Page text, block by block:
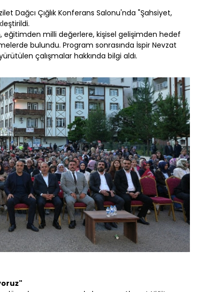
Dağcı Çığlık Konferans Salonu'nda "Şahsiyet,
eğitimden milli değerlere, kişisel gelişimden hedef
bulundu. Program sonrasında İspir Nevzat
çalışmalar hakkında bilgi aldı.